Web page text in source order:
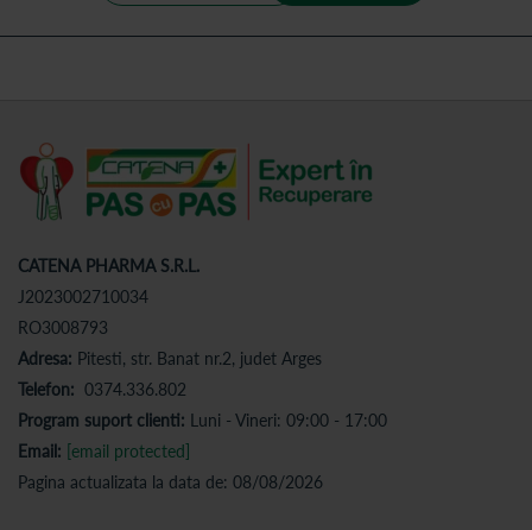
CATENA PHARMA S.R.L.
J2023002710034
RO3008793
Adresa: Pitesti, str. Banat nr.2, judet Arges
Telefon: 0374.336.802
Program suport clienti: Luni - Vineri: 09:00 - 17:00
Email: [email protected]
Pagina actualizata la data de: 08/08/2026